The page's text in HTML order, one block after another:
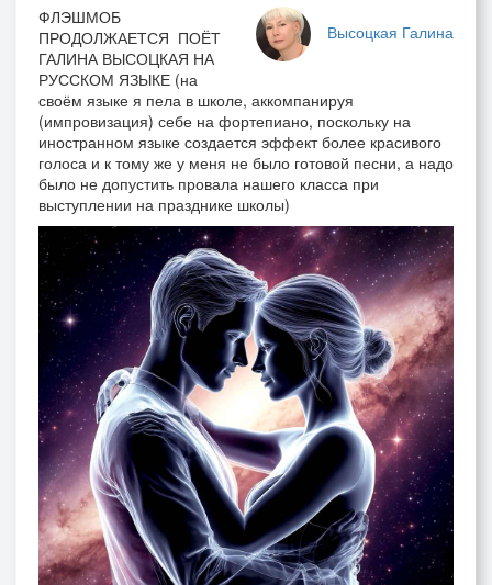
Высоцкая Галина
ФЛЭШМОБ
ПРОДОЛЖАЕТСЯ ПОЁТ
ГАЛИНА ВЫСОЦКАЯ НА
РУССКОМ ЯЗЫКЕ (на
своём языке я пела в школе, аккомпанируя
(импровизация) себе на фортепиано, поскольку на
иностранном языке создается эффект более красивого
голоса и к тому же у меня не было готовой песни, а надо
было не допустить провала нашего класса при
выступлении на празднике школы)